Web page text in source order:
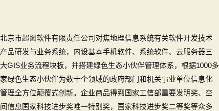
北京市超图软件有限责任公司对焦地理信息系统有关软件开发技术
产品研发与业务系统，内设基本手机软件、系统软件、云服务器三
大GIS业务流程块板，并搭建绿色生态小伙伴管理体系，根据1000多
家绿色生态小伙伴为数十个领域的政府部门和机关事业单位信息化
管理全方位颠覆式创新。企业商品得到国家工信部重要发明奖、空
间信息国家科技进步奖唯一特别奖，国家科技进步奖二等奖等众多